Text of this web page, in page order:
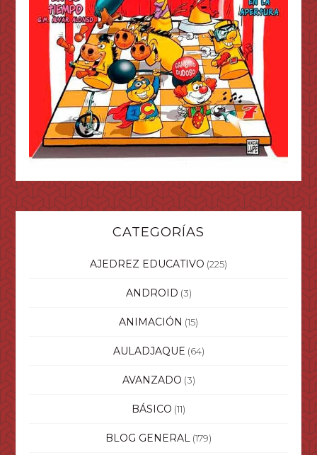
CATEGORÍAS
AJEDREZ EDUCATIVO (225)
ANDROID (3)
ANIMACIÓN (15)
AULADJAQUE (64)
AVANZADO (3)
BÁSICO (11)
BLOG GENERAL (179)